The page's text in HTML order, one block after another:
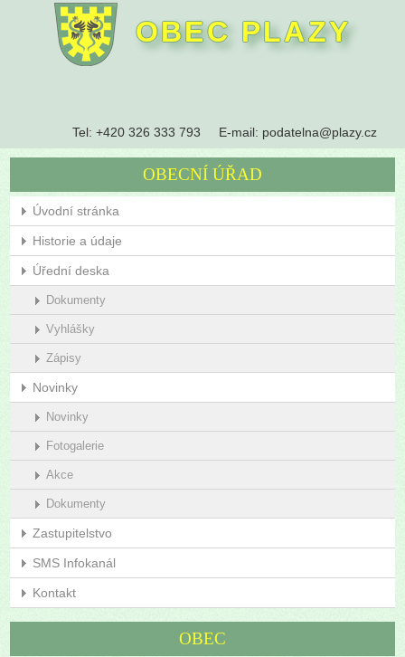
OBEC PLAZY
Tel: +420 326 333 793 E-mail: podatelna@plazy.cz
OBECNÍ ÚŘAD
Úvodní stránka
Historie a údaje
Úřední deska
Dokumenty
Vyhlášky
Zápisy
Novinky
Novinky
Fotogalerie
Akce
Dokumenty
Zastupitelstvo
SMS Infokanál
Kontakt
OBEC